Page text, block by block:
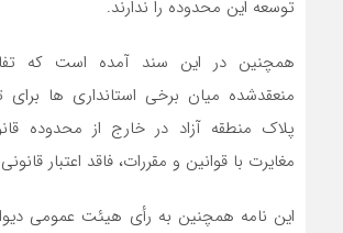
توسعه این محدوده را ندارند.
همچنین در این سند آمده است که
منعقدشده میان برخی استانداری ها برای
پلاک منطقه آزاد در خارج از محدوده
مغایرت با قوانین و مقررات، فاقد اعتبار
این نامه همچنین به رأی هیئت عمومی